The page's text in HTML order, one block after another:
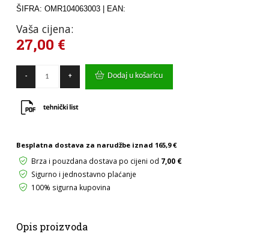
ŠIFRA: OMR104063003| EAN:
Vaša cijena:
27,00 €
-
SKLOPKA
63A/0,03A
10kA
+ Dodaj u košaricu
Besplatna dostava za narudžbe iznad 165,9 €
Brza i pouzdana dostava po cijeni od 7,00 €
Sigurno i jednostavno plaćanje
100% sigurna kupovina
Opis proizvoda